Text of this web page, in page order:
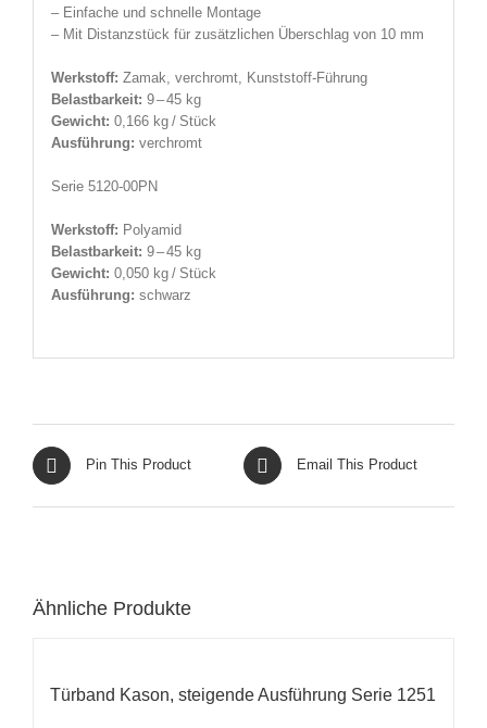
– Einfache und schnelle Montage
– Mit Distanzstück für zusätzlichen Überschlag von 10 mm
Werkstoff: Zamak, verchromt, Kunststoff-Führung
Belastbarkeit: 9 – 45 kg
Gewicht: 0,166 kg / Stück
Ausführung: verchromt
Serie 5120-00PN
Werkstoff: Polyamid
Belastbarkeit: 9 – 45 kg
Gewicht: 0,050 kg / Stück
Ausführung: schwarz
Pin This Product Email This Product
Ähnliche Produkte
Türband Kason, steigende Ausführung Serie 1251